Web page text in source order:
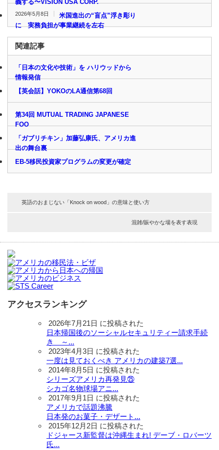
義する〜VISION USA CORP.
2026年5月8日
米国進出の“盲点”浮き彫り
に 実務負担が事業継続を左右
関連記事
「日本の文化や技術」を ハリウッドから
情報発信
【英会話】YOKOのLA通信第68回
第34回 MUTUAL TRADING JAPANESE
FOO
「ガブリチキン」加藤弘康氏、アメリカ進
出の舞台裏
EB-5移民投資家プログラムの変更が確定
英語のおまじない「Knock on wood」の意味と使い方
混雑/賑やかな場を表す表現
アクセスランキング
2026年7月21日 に投稿された
日本帰国後のソーシャルセキュリティー請求手続
き ～...
2023年4月3日 に投稿された
一度は見ておくべき アメリカの建築7選...
2014年8月5日 に投稿された
シリーズアメリカ再発見㉕
シカゴ名物球場アニ...
2017年9月1日 に投稿された
アメリカで話題沸騰
日本発のお菓子・デザート...
2015年12月2日 に投稿された
ドジャース新監督は沖縄生まれ! デーブ・ロバーツ
氏...